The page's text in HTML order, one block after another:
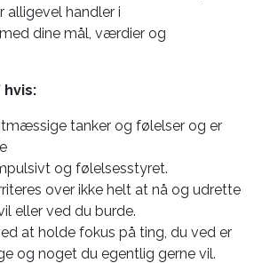
alligevel handler i
dine mål, værdier og
hvis:
tanker og følelser og er
og følelsesstyret.
over ikke helt at nå og udrette
eller ved du burde.
at holde fokus på ting, du ved er
og noget du egentlig gerne vil.